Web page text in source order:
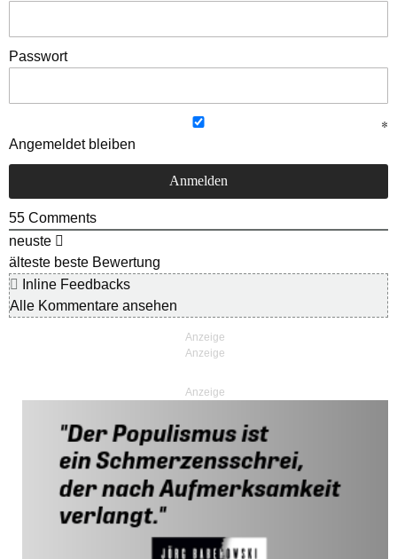
Passwort
Angemeldet bleiben
55 Comments
neuste
älteste beste Bewertung
Inline Feedbacks
Alle Kommentare ansehen
Anzeige